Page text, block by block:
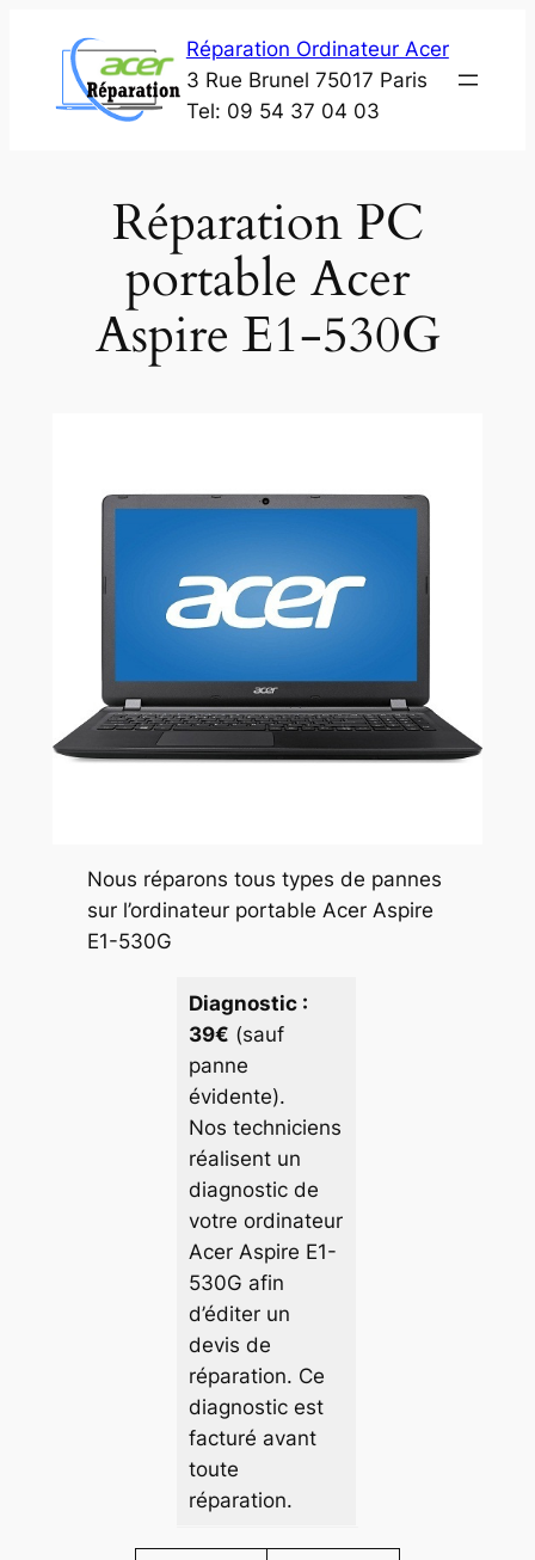
contenu
Réparation Ordinateur Acer
3 Rue Brunel 75017 Paris
Tel: 09 54 37 04 03
Réparation PC
portable Acer
Aspire E1-530G
Nous réparons tous types de pannes
sur l’ordinateur portable Acer Aspire
E1-530G
Diagnostic :
39€ (sauf
panne
évidente).
Nos techniciens
réalisent un
diagnostic de
votre ordinateur
Acer Aspire E1-
530G afin
d’éditer un
devis de
réparation. Ce
diagnostic est
facturé avant
toute
réparation.